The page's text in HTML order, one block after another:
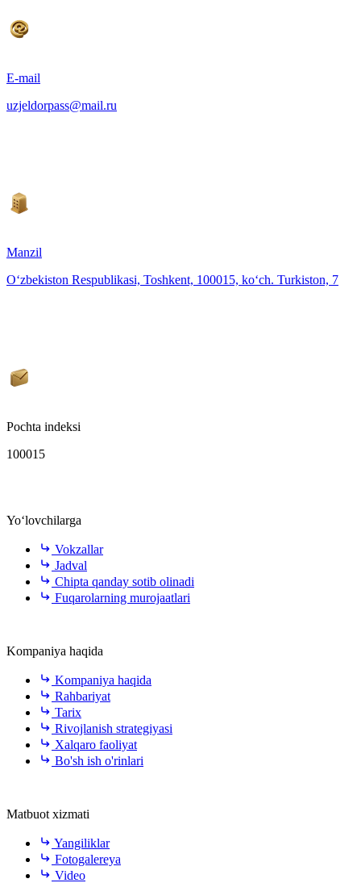
E-mail
uzjeldorpass@mail.ru
Manzil
O‘zbekiston Respublikasi, Toshkent, 100015, ko‘ch. Turkiston, 7
Pochta indeksi
100015
Yo‘lovchilarga
Vokzallar
Jadval
Chipta qanday sotib olinadi
Fuqarolarning murojaatlari
Kompaniya haqida
Kompaniya haqida
Rahbariyat
Tarix
Rivojlanish strategiyasi
Xalqaro faoliyat
Bo'sh ish o'rinlari
Matbuot xizmati
Yangiliklar
Fotogalereya
Video